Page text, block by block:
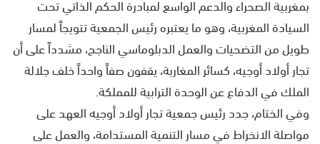
بمغربية الصحراء والدعم الواسع لمبادرة الحكم الذاتي تحت
السيادة المغربية، وهو ما يعتبره رئيس الجمعية تتويجاً لمسار
طويل من التضحيات والعمل الدبلوماسي الناجح، مشدداً على أن
تجار أولاد أوجيه، كسائر المغاربة، يقفون صفاً واحداً خلف جلالة
الملك في الدفاع عن الوحدة الترابية للمملكة.
وفي الختام، جدد رئيس جمعية تجار أولاد أوجيه العهد على
مواصلة الانخراط في مسار التنمية المستدامة، والعمل على